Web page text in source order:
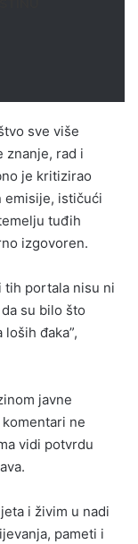
sve više
znanje, rad i
je kritizirao
emisije, ističući
tuđih
izgovoren.
tih portala nisu ni
su bilo što
đaka”,
javne
ne
vidi potvrdu
i živim u nadi
pameti i